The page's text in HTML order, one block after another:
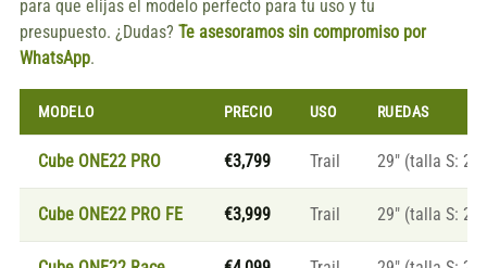
para que elijas el modelo perfecto para tu uso y tu
presupuesto. ¿Dudas? Te asesoramos sin compromiso por
WhatsApp.
MODELO PRECIO USO RUEDAS
Cube ONE22 PRO €3,799 Trail 29″ (talla S:
Cube ONE22 PRO FE €3,999 Trail 29″ (talla S: